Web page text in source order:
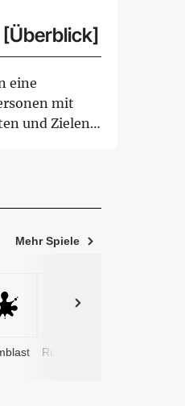
eine
mit
und Zielen.
Mehr Spiele
Rushtower